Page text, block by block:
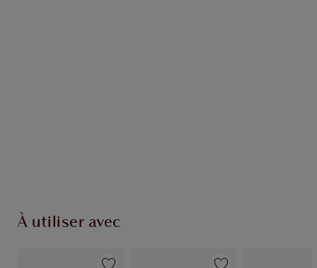
À utiliser avec